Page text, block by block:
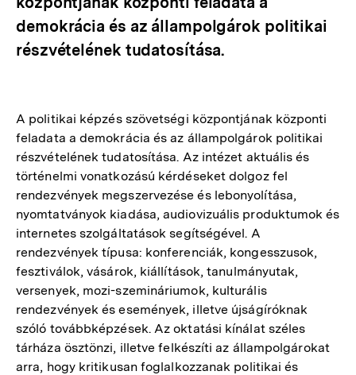
demokrácia és az állampolgárok politikai
részvételének tudatosítása.
A politikai képzés szövetségi központjának központi
feladata a demokrácia és az állampolgárok politikai
részvételének tudatosítása. Az intézet aktuális és
történelmi vonatkozású kérdéseket dolgoz fel
rendezvények megszervezése és lebonyolítása,
nyomtatványok kiadása, audiovizuális produktumok és
internetes szolgáltatások segítségével. A
rendezvények típusa: konferenciák, kongesszusok,
fesztiválok, vásárok, kiállítások, tanulmányutak,
versenyek, mozi-szemináriumok, kulturális
rendezvények és események, illetve újságíróknak
szóló továbbképzések. Az oktatási kínálat széles
tárháza ösztönzi, illetve felkészíti az állampolgárokat
arra, hogy kritikusan foglalkozzanak politikai és